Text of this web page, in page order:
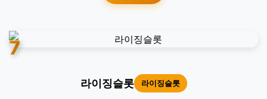
7
라이징슬롯 라이징슬롯